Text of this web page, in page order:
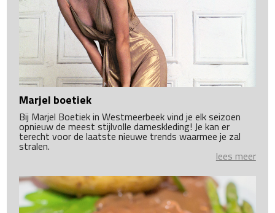
Marjel boetiek
Bij Marjel Boetiek in Westmeerbeek vind je elk seizoen
opnieuw de meest stijlvolle dameskleding! Je kan er
terecht voor de laatste nieuwe trends waarmee je zal
stralen.
lees meer